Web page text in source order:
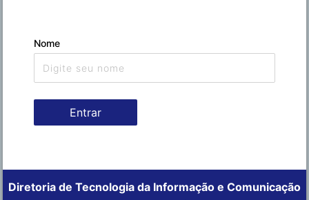
Nome
Entrar
Diretoria de Tecnologia da Informação e Comunicação